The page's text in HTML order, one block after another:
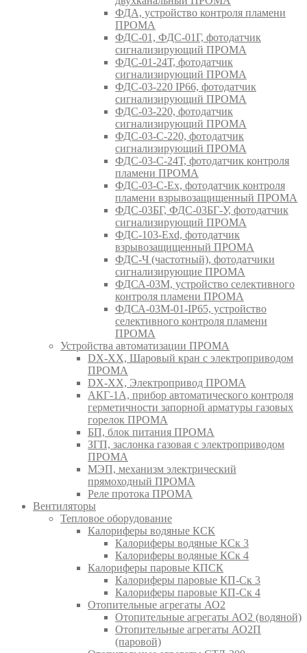
ФДА, устройство контроля пламени
ПРОМА
ФДС-01, ФДС-01Г, фотодатчик
сигнализирующий ПРОМА
ФДС-01-24Т, фотодатчик
сигнализирующий ПРОМА
ФДС-03-220 IP66, фотодатчик
сигнализирующий ПРОМА
ФДС-03-220, фотодатчик
сигнализирующий ПРОМА
ФДС-03-С-220, фотодатчик
сигнализирующий ПРОМА
ФДС-03-С-24Т, фотодатчик контроля
пламени ПРОМА
ФДС-03-С-Ex, фотодатчик контроля
пламени взрывозащищенный ПРОМА
ФДС-03БГ, ФДС-03БГ-У, фотодатчик
сигнализирующий ПРОМА
ФДС-103-Ехd, фотодатчик
взрывозащищенный ПРОМА
ФДС-Ч (частотный), фотодатчики
сигнализирующие ПРОМА
ФДСА-03М, устройство селективного
контроля пламени ПРОМА
ФДСА-03М-01-IP65, устройство
селективного контроля пламени
ПРОМА
Устройства автоматизации ПРОМА
DX-XX, Шаровый кран c электроприводом
ПРОМА
DX-XX, Электропривод ПРОМА
АКГ-1А, прибор автоматического контроля
герметичности запорной арматуры газовых
горелок ПРОМА
БП, блок питания ПРОМА
ЗГП, заслонка газовая с электроприводом
ПРОМА
МЭП, механизм электрический
прямоходный ПРОМА
Реле протока ПРОМА
Вентиляторы
Тепловое оборудование
Калориферы водяные КСК
Калориферы водяные КСк 3
Калориферы водяные КСк 4
Калориферы паровые КПСК
Калориферы паровые КП-Ск 3
Калориферы паровые КП-Ск 4
Отопительные агрегаты АО2
Отопительные агрегаты АО2 (водяной)
Отопительные агрегаты АО2П
(паровой)